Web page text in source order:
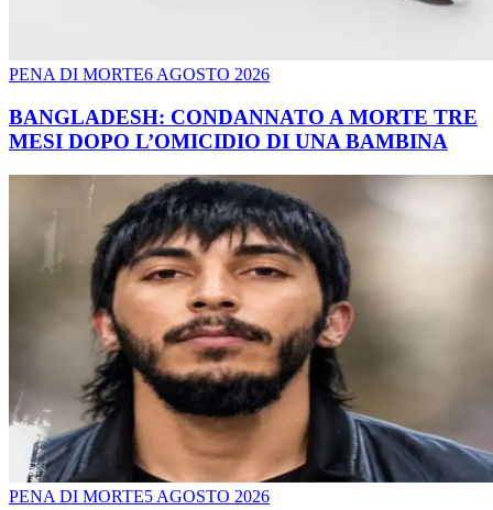
PENA DI MORTE6 AGOSTO 2026
BANGLADESH: CONDANNATO A MORTE TRE
MESI DOPO L’OMICIDIO DI UNA BAMBINA
PENA DI MORTE5 AGOSTO 2026